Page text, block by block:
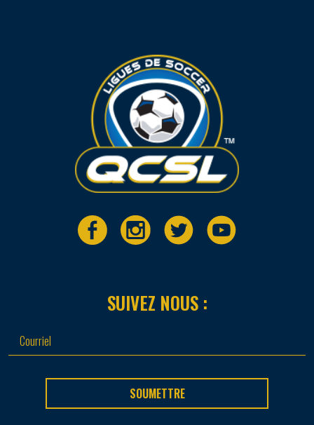
SUIVEZ NOUS :
SOUMETTRE